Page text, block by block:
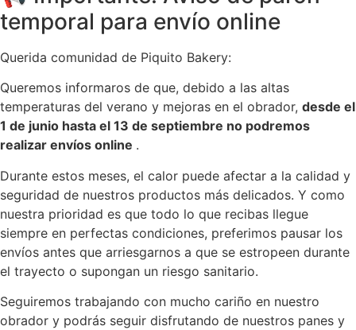
temporal para envío online
Querida comunidad de Piquito Bakery:
Queremos informaros de que, debido a las altas
temperaturas del verano y mejoras en el obrador, desde el
1 de junio hasta el 13 de septiembre no podremos
realizar envíos online .
Durante estos meses, el calor puede afectar a la calidad y
seguridad de nuestros productos más delicados. Y como
nuestra prioridad es que todo lo que recibas llegue
siempre en perfectas condiciones, preferimos pausar los
envíos antes que arriesgarnos a que se estropeen durante
el trayecto o supongan un riesgo sanitario.
Seguiremos trabajando con mucho cariño en nuestro
obrador y podrás seguir disfrutando de nuestros panes y